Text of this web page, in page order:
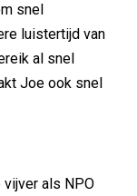
snel
luistertijd van
al snel
Joe ook snel
als NPO